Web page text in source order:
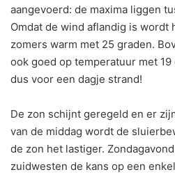
aangevoerd: de maxima liggen
Omdat de wind aflandig is wordt
zomers warm met 25 graden.
ook goed op temperatuur met
dus voor een dagje strand!
De zon schijnt geregeld en er
van de middag wordt de
de zon het lastiger.
zuidwesten de kans op een